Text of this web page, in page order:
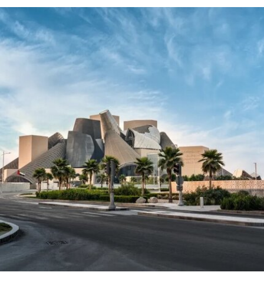
1901年的作品《母性》（Motherhood
）。这张照
片由巴勒斯坦摄影记者阿里·贾达拉（Ali
Jadallah）于2024年3月以色列围困加沙希法医院
期间拍摄。两名抗议者隶属于“青年诉求”（Youth
Demand），该组织由气候行动组织“停止石油”
（Just Stop Oil）的学生分支发展而来。行动中，
两人高声呼吁英国停止与以色列的贸易往来。随
后，其中一人将红色液体泼洒在展厅地面，引发现
场观众惊呼，两人随即被警方逮捕。
此次行动发生时，英国艺术机构正接连成为抗议活
动的现场。就在该事件发生几天前，两名年轻的气
候行动人士因向文森特·梵高1888年作品《向日
葵》的玻璃罩泼洒番茄汤而被判处监禁。庭审中，
陪审团获悉，毕加索画作本身并未受损，但泼洒在
地面的红色水性颜料渗入了展厅地面，污染了大理
石踢脚线。此次事件共造成美术馆约8000英镑的损